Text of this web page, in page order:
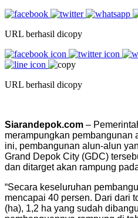
URL berhasil dicopy
URL berhasil dicopy
Siarandepok.com –
merampungkan pembangunan
ini, pembangunan alun-alun
Grand Depok City (GDC)
dan ditarget akan rampung
“Secara keseluruhan
mencapai 40 persen. Dari dari
(ha), 1,2 ha yang sudah